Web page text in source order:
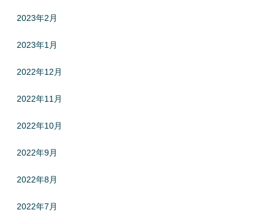
2023年2月
2023年1月
2022年12月
2022年11月
2022年10月
2022年9月
2022年8月
2022年7月